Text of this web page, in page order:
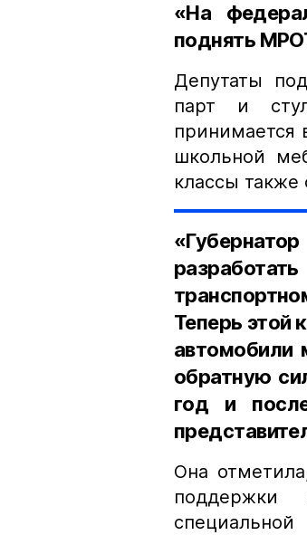
«На
поднять
Депутаты
парт и
принимается
школьной
классы
Теперь этой
автомобили
обратную
год и
Она
поддержки